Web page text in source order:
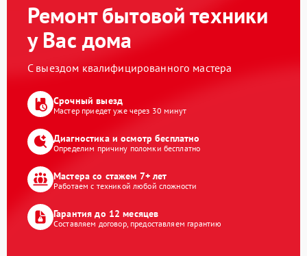
Ремонт бытовой техники
у Вас дома
С выездом квалифицированного мастера
Срочный выезд
Мастер приедет уже через 30 минут
Диагностика и осмотр бесплатно
Определим причину поломки бесплатно
Мастера со стажем 7+ лет
Работаем с техникой любой сложности
Гарантия до 12 месяцев
Составляем договор, предоставляем гарантию